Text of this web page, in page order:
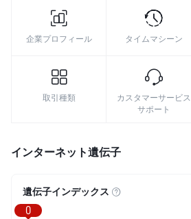
企業プロフィール タイムマシーン
取引種類
カスタマーサービス
サポート
インターネット遺伝子
遺伝子インデックス
0